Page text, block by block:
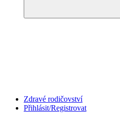
Zdravé rodičovství
Přihlásit/Registrovat